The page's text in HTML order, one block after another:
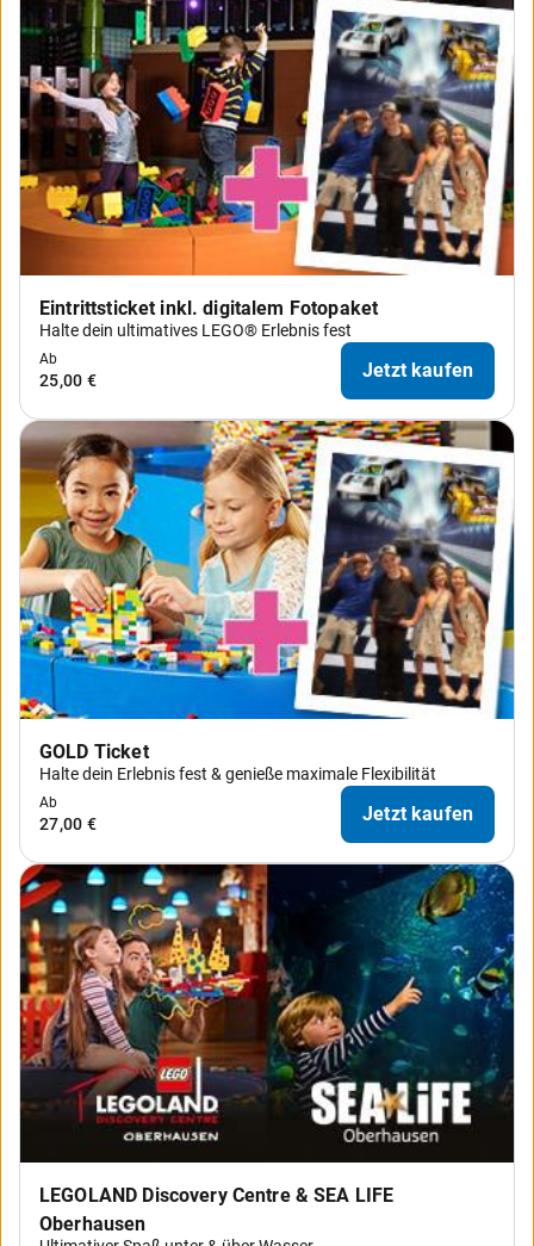
Eintrittsticket inkl. digitalem Fotopaket
Halte dein ultimatives LEGO® Erlebnis fest
Ab
25,00 € Jetzt kaufen
GOLD Ticket
Halte dein Erlebnis fest & genieße maximale Flexibilität
Ab
27,00 € Jetzt kaufen
LEGOLAND Discovery Centre & SEA LIFE
Oberhausen